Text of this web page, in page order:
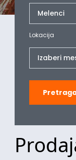
Lokacija
Izaberi